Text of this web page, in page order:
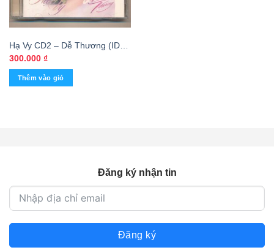
Hạ Vy CD2 – Dễ Thương (IDM)
KGVHC
300.000 ₫
Thêm vào giỏ
Đăng ký nhận tin
Đăng ký